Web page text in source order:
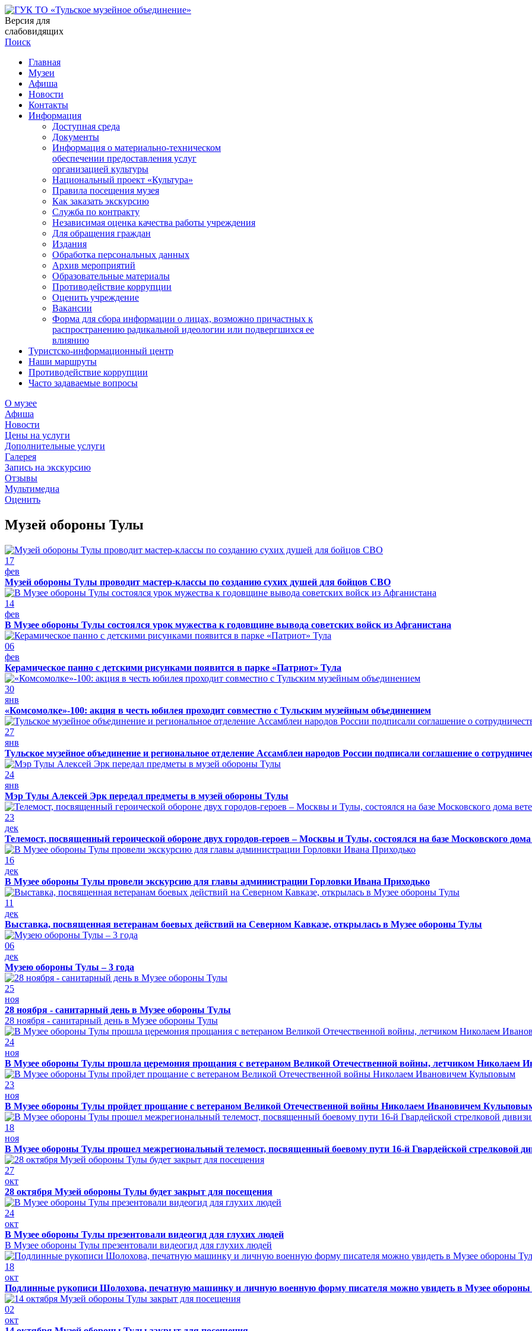
Версия для
слабовидящих
Поиск
Главная
Музеи
Афиша
Новости
Контакты
Информация
Доступная среда
Документы
Информация о материально-техническом
обеспечении предоставления услуг
организацией культуры
Национальный проект «Культура»
Правила посещения музея
Как заказать экскурсию
Служба по контракту
Независимая оценка качества работы учреждения
Для обращения граждан
Издания
Обработка персональных данных
Архив мероприятий
Образовательные материалы
Противодействие коррупции
Оценить учреждение
Вакансии
Форма для сбора информации о лицах, возможно причастных к
распространению радикальной идеологии или подвергшихся ее
влиянию
Туристско-информационный центр
Наши маршруты
Противодействие коррупции
Часто задаваемые вопросы
О музее
Афиша
Новости
Цены на услуги
Дополнительные услуги
Галерея
Запись на экскурсию
Отзывы
Мультимедиа
Оценить
Музей обороны Тулы
17
фев
Музей обороны Тулы проводит мастер-классы по созданию сухих душей для бойцов СВО
14
фев
В Музее обороны Тулы состоялся урок мужества к годовщине вывода советских войск из Афганистана
06
фев
Керамическое панно с детскими рисунками появится в парке «Патриот» Тула
30
янв
«Комсомолке»-100: акция в честь юбилея проходит совместно с Тульским музейным объединением
27
янв
Тульское музейное объединение и региональное отделение Ассамблеи народов России подписали соглашение о
24
янв
Мэр Тулы Алексей Эрк передал предметы в музей обороны Тулы
23
дек
Телемост, посвященный героической обороне двух городов-героев – Москвы и Тулы, состоялся на базе Московского
16
дек
В Музее обороны Тулы провели экскурсию для главы администрации Горловки Ивана Приходько
11
дек
Выставка, посвященная ветеранам боевых действий на Северном Кавказе, открылась в Музее обороны Тулы
06
дек
Музею обороны Тулы – 3 года
25
ноя
28 ноября - санитарный день в Музее обороны Тулы
28 ноября - санитарный день в Музее обороны Тулы
24
ноя
В Музее обороны Тулы прошла церемония прощания с ветераном Великой Отечественной войны, летчиком Николаем
23
ноя
В Музее обороны Тулы пройдет прощание с ветераном Великой Отечественной войны Николаем Ивановичем
18
ноя
В Музее обороны Тулы прошел межрегиональный телемост, посвященный боевому пути 16-й Гвардейской стрелковой
27
окт
28 октября Музей обороны Тулы будет закрыт для посещения
24
окт
В Музее обороны Тулы презентовали видеогид для глухих людей
В Музее обороны Тулы презентовали видеогид для глухих людей
18
окт
Подлинные рукописи Шолохова, печатную машинку и личную военную форму писателя можно увидеть в Музее
02
окт